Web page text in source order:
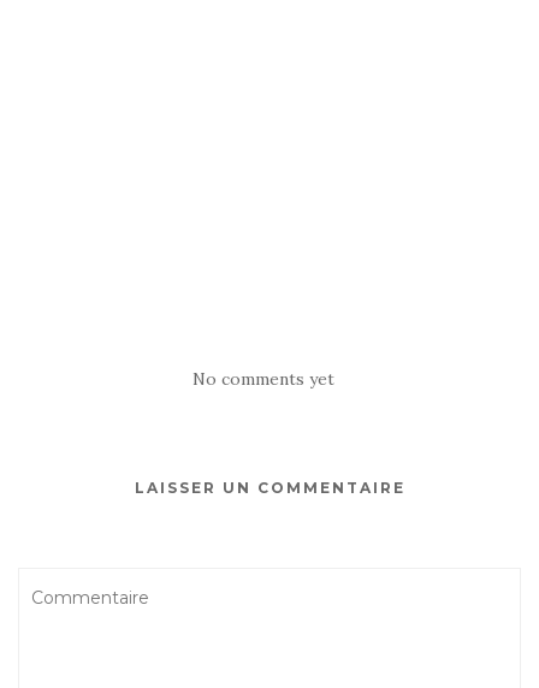
No comments yet
LAISSER UN COMMENTAIRE